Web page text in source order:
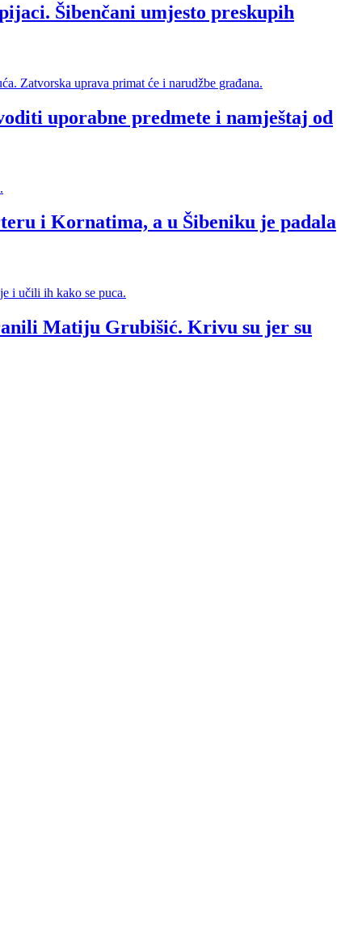
Šibenčani umjesto preskupih
uporabne predmete i namještaj od
i Kornatima, a u Šibeniku je padala
Matiju Grubišić. Krivu su jer su